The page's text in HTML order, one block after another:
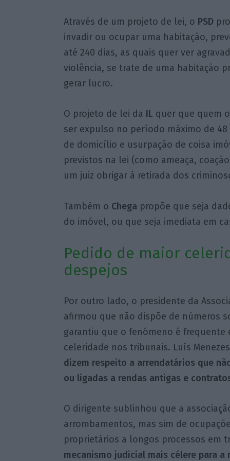
Através de um projeto de lei, o PSD
invadir ou ocupar uma habitação,
até 240 dias, as quais quer ver
violência, se trate de uma habitação
gerar lucro.
O projeto de lei da IL quer que quem
ser expulso no período máximo de
de domicílio e usurpação de coisa
previstos na lei (como ameaça,
um juiz obrigar à retirada dos
Também o Chegapropõe que seja
do imóvel, ou que seja imediata em
Pedido de maior
despejos
Por outro lado, o presidente da
afirmou que não dispõe de números
garantiu que o fenómeno é frequente
celeridade nos tribunais. Luís
dizem respeito a arrendatários que
ou ligadas a rendas antigas e
O dirigente sublinhou que a
arrombamentos, mas sim de
proprietários a longos processos em
mecanismo judicial mais célere para a